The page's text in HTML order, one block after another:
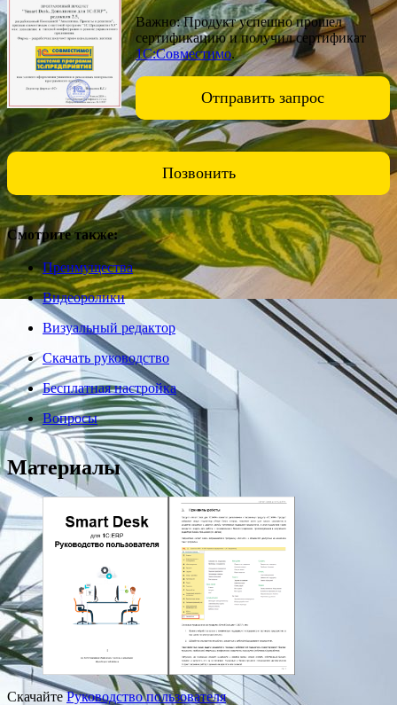
Важно: Продукт успешно прошел
сертификацию и получил сертификат
1С:Совместимо.
Отправить запрос
Позвонить
Смотрите также:
Преимущества
Видеоролики
Визуальный редактор
Скачать руководство
Бесплатная настройка
Вопросы
Материалы
СкачайтеРуководство пользователя